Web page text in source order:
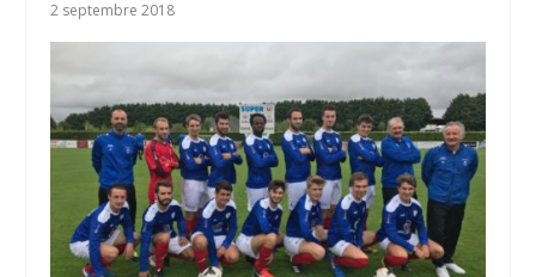
2 septembre 2018